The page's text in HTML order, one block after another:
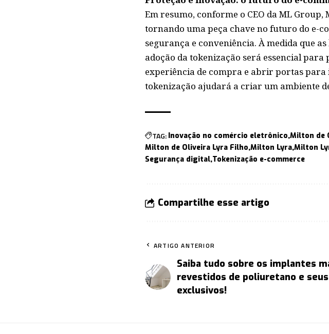
Em resumo, conforme o CEO da ML
tornando uma peça chave no futuro do e-
segurança e conveniência. À medida que
adoção da tokenização será essencial
experiência de compra e abrir portas para
tokenização ajudará a criar um ambiente
TAG: Inovação no comércio eletrônico Milton de
Milton de Oliveira Lyra Filho Milton Lyra Milton
Segurança digital Tokenização e-commerce
Compartilhe esse artigo
ARTIGO ANTERIOR
Saiba tudo sobre os implantes
revestidos de poliuretano e
exclusivos!